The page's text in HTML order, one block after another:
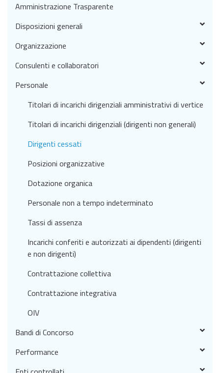
Amministrazione Trasparente
Disposizioni generali
Organizzazione
Consulenti e collaboratori
Personale
Titolari di incarichi dirigenziali amministrativi di vertice
Titolari di incarichi dirigenziali (dirigenti non generali)
Dirigenti cessati
Posizioni organizzative
Dotazione organica
Personale non a tempo indeterminato
Tassi di assenza
Incarichi conferiti e autorizzati ai dipendenti (dirigenti
e non dirigenti)
Contrattazione collettiva
Contrattazione integrativa
OIV
Bandi di Concorso
Performance